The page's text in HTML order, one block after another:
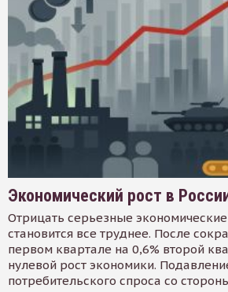
Экономический рост в
Отрицать серьезные
становится все труднее. После
первом квартале на 0,6% второй
нулевой рост экономики.
потребительского спроса со